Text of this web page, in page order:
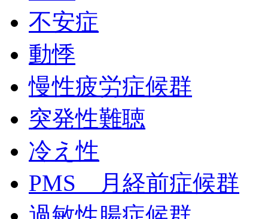
不安症
動悸
慢性疲労症候群
突発性難聴
冷え性
PMS 月経前症候群